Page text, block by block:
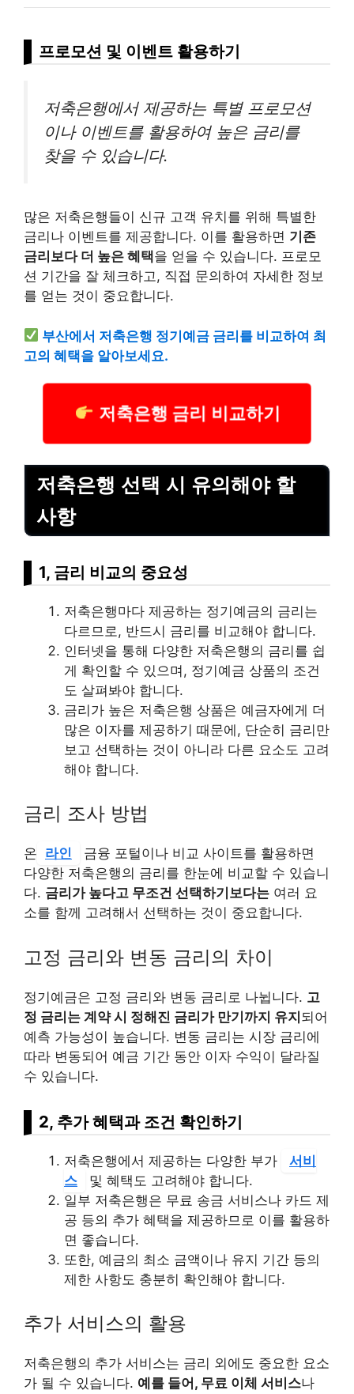
프로모션 및 이벤트 활용하기
저축은행에서 제공하는 특별 프로모션
이나 이벤트를 활용하여 높은 금리를
찾을 수 있습니다.
많은 저축은행들이 신규 고객 유치를 위해 특별한
금리나 이벤트를 제공합니다. 이를 활용하면 기존
금리보다 더 높은 혜택을 얻을 수 있습니다. 프로모
션 기간을 잘 체크하고, 직접 문의하여 자세한 정보
를 얻는 것이 중요합니다.
부산에서 저축은행 정기예금 금리를 비교하여 최
고의 혜택을 알아보세요.
저축은행 금리 비교하기
저축은행 선택 시 유의해야 할
사항
1, 금리 비교의 중요성
저축은행마다 제공하는 정기예금의 금리는
다르므로, 반드시 금리를 비교해야 합니다.
인터넷을 통해 다양한 저축은행의 금리를 쉽
게 확인할 수 있으며, 정기예금 상품의 조건
도 살펴봐야 합니다.
금리가 높은 저축은행 상품은 예금자에게 더
많은 이자를 제공하기 때문에, 단순히 금리만
보고 선택하는 것이 아니라 다른 요소도 고려
해야 합니다.
금리 조사 방법
온 라인
금융 포털이나 비교 사이트를 활용하면
다양한 저축은행의 금리를 한눈에 비교할 수 있습니
다. 금리가 높다고 무조건 선택하기보다는 여러 요
소를 함께 고려해서 선택하는 것이 중요합니다.
고정 금리와 변동 금리의 차이
정기예금은 고정 금리와 변동 금리로 나뉩니다. 고
정 금리는 계약 시 정해진 금리가 만기까지 유지되어
예측 가능성이 높습니다. 변동 금리는 시장 금리에
따라 변동되어 예금 기간 동안 이자 수익이 달라질
수 있습니다.
2, 추가 혜택과 조건 확인하기
저축은행에서 제공하는 다양한 부가
서비
스
및 혜택도 고려해야 합니다.
일부 저축은행은 무료 송금 서비스나 카드 제
공 등의 추가 혜택을 제공하므로 이를 활용하
면 좋습니다.
또한, 예금의 최소 금액이나 유지 기간 등의
제한 사항도 충분히 확인해야 합니다.
추가 서비스의 활용
저축은행의 추가 서비스는 금리 외에도 중요한 요소
가 될 수 있습니다. 예를 들어, 무료 이체 서비스나